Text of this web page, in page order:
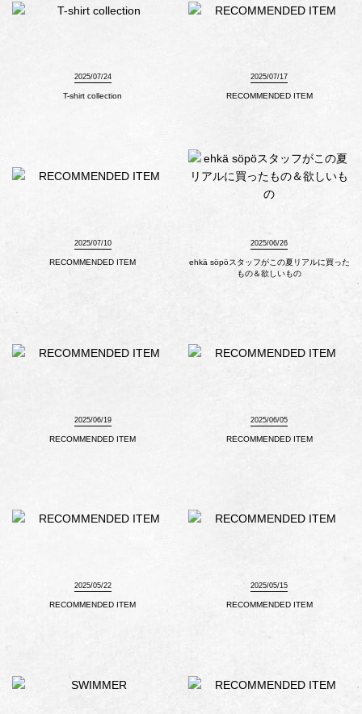
2025/07/24
T-shirt collection
2025/07/17
RECOMMENDED ITEM
2025/07/10
RECOMMENDED ITEM
2025/06/26
ehkä söpöスタッフがこの夏リアルに買った
もの＆欲しいもの
2025/06/19
RECOMMENDED ITEM
2025/06/05
RECOMMENDED ITEM
2025/05/22
RECOMMENDED ITEM
2025/05/15
RECOMMENDED ITEM